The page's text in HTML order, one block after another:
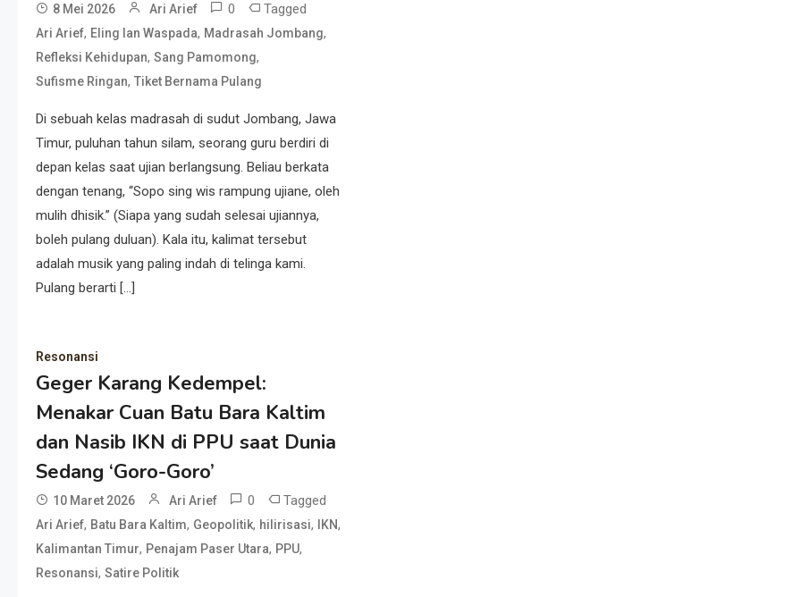
8 Mei 2026 Ari Arief 0 Tagged
Ari Arief, Eling lan Waspada, Madrasah Jombang,
Refleksi Kehidupan, Sang Pamomong,
Sufisme Ringan, Tiket Bernama Pulang
Di sebuah kelas madrasah di sudut Jombang, Jawa
Timur, puluhan tahun silam, seorang guru berdiri di
depan kelas saat ujian berlangsung. Beliau berkata
dengan tenang, “Sopo sing wis rampung ujiane, oleh
mulih dhisik.” (Siapa yang sudah selesai ujiannya,
boleh pulang duluan). Kala itu, kalimat tersebut
adalah musik yang paling indah di telinga kami.
Pulang berarti […]
Resonansi
Geger Karang Kedempel:
Menakar Cuan Batu Bara Kaltim
dan Nasib IKN di PPU saat Dunia
Sedang ‘Goro-Goro’
10 Maret 2026 Ari Arief 0 Tagged
Ari Arief, Batu Bara Kaltim, Geopolitik, hilirisasi, IKN,
Kalimantan Timur, Penajam Paser Utara, PPU,
Resonansi, Satire Politik